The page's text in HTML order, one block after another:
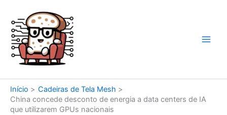
conteúdo
Início
Cadeiras de Tela Mesh
China concede desconto de energia a data centers de IA
que utilizarem GPUs nacionais